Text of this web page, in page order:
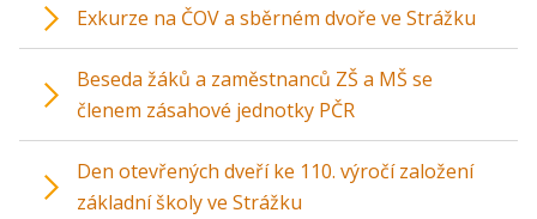
Exkurze na ČOV a sběrném dvoře ve Strážku
Beseda žáků a zaměstnanců ZŠ a MŠ se
členem zásahové jednotky PČR
Den otevřených dveří ke 110. výročí založení
základní školy ve Strážku